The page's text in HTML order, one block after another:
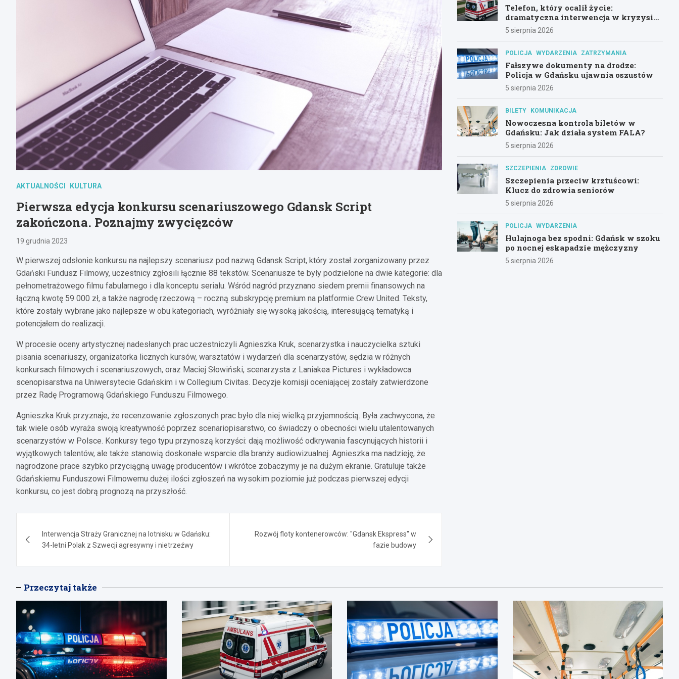
AKTUALNOŚCI KULTURA
Pierwsza edycja konkursu scenariuszowego Gdansk Script
zakończona. Poznajmy zwycięzców
19 grudnia 2023
W pierwszej odsłonie konkursu na najlepszy scenariusz pod nazwą Gdansk Script, który został zorganizowany przez
Gdański Fundusz Filmowy, uczestnicy zgłosili łącznie 88 tekstów. Scenariusze te były podzielone na dwie kategorie: dla
pełnometrażowego filmu fabularnego i dla konceptu serialu. Wśród nagród przyznano siedem premii finansowych na
łączną kwotę 59 000 zł, a także nagrodę rzeczową – roczną subskrypcję premium na platformie Crew United. Teksty,
które zostały wybrane jako najlepsze w obu kategoriach, wyróżniały się wysoką jakością, interesującą tematyką i
potencjałem do realizacji.
W procesie oceny artystycznej nadesłanych prac uczestniczyli Agnieszka Kruk, scenarzystka i nauczycielka sztuki
pisania scenariuszy, organizatorka licznych kursów, warsztatów i wydarzeń dla scenarzystów, sędzia w różnych
konkursach filmowych i scenariuszowych, oraz Maciej Słowiński, scenarzysta z Laniakea Pictures i wykładowca
scenopisarstwa na Uniwersytecie Gdańskim i w Collegium Civitas. Decyzje komisji oceniającej zostały zatwierdzone
przez Radę Programową Gdańskiego Funduszu Filmowego.
Agnieszka Kruk przyznaje, że recenzowanie zgłoszonych prac było dla niej wielką przyjemnością. Była zachwycona, że
tak wiele osób wyraża swoją kreatywność poprzez scenariopisarstwo, co świadczy o obecności wielu utalentowanych
scenarzystów w Polsce. Konkursy tego typu przynoszą korzyści: dają możliwość odkrywania fascynujących historii i
wyjątkowych talentów, ale także stanowią doskonałe wsparcie dla branży audiowizualnej. Agnieszka ma nadzieję, że
nagrodzone prace szybko przyciągną uwagę producentów i wkrótce zobaczymy je na dużym ekranie. Gratuluje także
Gdańskiemu Funduszowi Filmowemu dużej ilości zgłoszeń na wysokim poziomie już podczas pierwszej edycji
konkursu, co jest dobrą prognozą na przyszłość.
wpisu
Interwencja Straży Granicznej na lotnisku w Gdańsku:
34-letni Polak z Szwecji agresywny i nietrzeźwy
Rozwój floty kontenerowców: "Gdansk Ekspress" w
fazie budowy
Telefon, który ocalił życie:
dramatyczna interwencja w kryzysie
psychicznym
5 sierpnia 2026
POLICJA WYDARZENIA ZATRZYMANIA
Fałszywe dokumenty na drodze:
Policja w Gdańsku ujawnia oszustów
5 sierpnia 2026
BILETY KOMUNIKACJA
Nowoczesna kontrola biletów w
Gdańsku: Jak działa system FALA?
5 sierpnia 2026
SZCZEPIENIA ZDROWIE
Szczepienia przeciw krztuścowi:
Klucz do zdrowia seniorów
5 sierpnia 2026
POLICJA WYDARZENIA
Hulajnoga bez spodni: Gdańsk w szoku
po nocnej eskapadzie mężczyzny
5 sierpnia 2026
Przeczytaj także